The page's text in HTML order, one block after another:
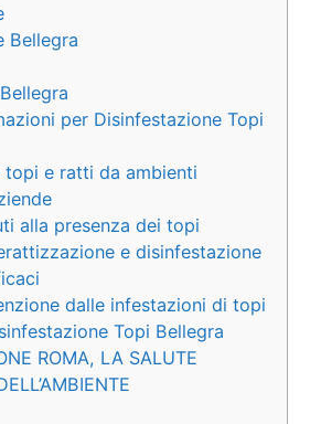
Bellegra
per Disinfestazione Topi
topi e ratti da ambienti
alla presenza dei topi
e disinfestazione
dalle infestazioni di topi
Topi Bellegra
ROMA, LA SALUTE